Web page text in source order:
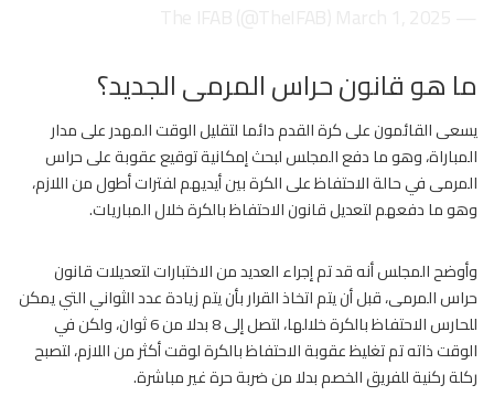
ما هو قانون حراس المرمى الجديد؟
يسعى القائمون على كرة القدم دائما لتقليل الوقت المهدر على مدار
المباراة، وهو ما دفع المجلس لبحث إمكانية توقيع عقوبة على حراس
المرمى في حالة الاحتفاظ على الكرة بين أيديهم لفترات أطول من اللازم،
وهو ما دفعهم لتعديل قانون الاحتفاظ بالكرة خلال المباريات.
وأوضح المجلس أنه قد تم إجراء العديد من الاختبارات لتعديلات قانون
حراس المرمى، قبل أن يتم اتخاذ القرار بأن يتم زيادة عدد الثواني التي يمكن
للحارس الاحتفاظ بالكرة خلالها، لتصل إلى 8 بدلا من 6 ثوان، ولكن في
الوقت ذاته تم تغليظ عقوبة الاحتفاظ بالكرة لوقت أكثر من اللازم، لتصبح
ركلة ركنية للفريق الخصم بدلا من ضربة حرة غير مباشرة.